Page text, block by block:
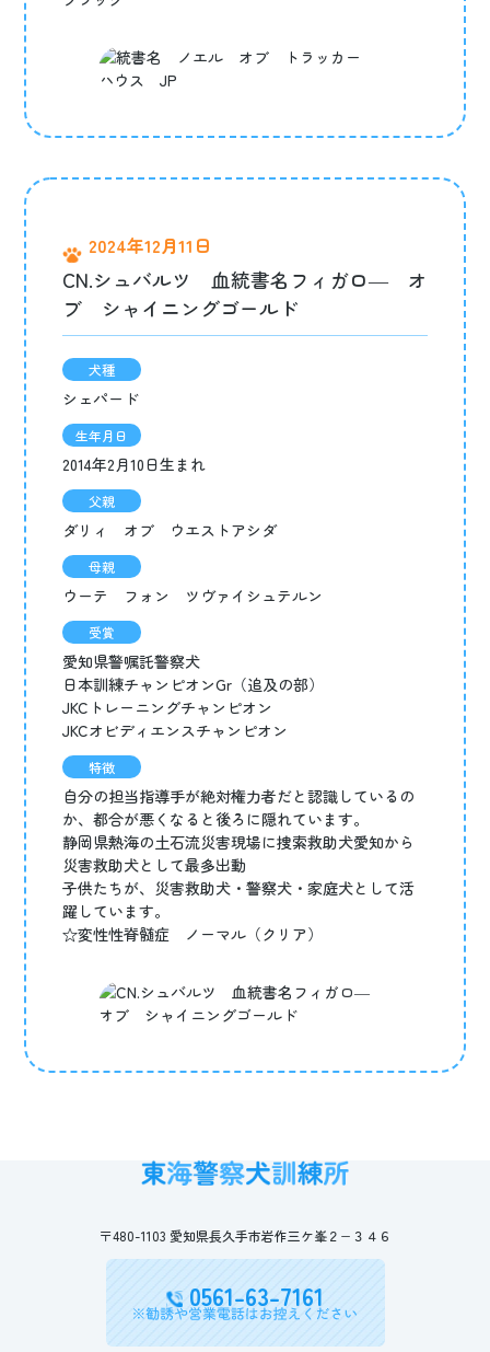
2024年12月11日
CN.シュバルツ 血統書名フィガロ― オ
ブ シャイニングゴールド
犬種
シェパード
生年月日
2014年2月10日生まれ
父親
ダリィ オブ ウエストアシダ
母親
ウーテ フォン ツヴァイシュテルン
受賞
愛知県警嘱託警察犬
日本訓練チャンピオンGr（追及の部）
JKCトレーニングチャンピオン
JKCオビディエンスチャンピオン
特徴
自分の担当指導手が絶対権力者だと認識しているの
か、都合が悪くなると後ろに隠れています。
静岡県熱海の土石流災害現場に捜索救助犬愛知から
災害救助犬として最多出動
子供たちが、災害救助犬・警察犬・家庭犬として活
躍しています。
☆変性性脊髄症 ノーマル（クリア）
〒480-1103 愛知県長久手市岩作三ケ峯２−３４６
0561-63-7161